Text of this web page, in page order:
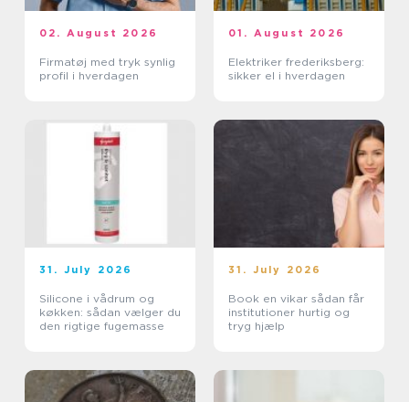
02. August 2026
Firmatøj med tryk synlig
profil i hverdagen
01. August 2026
Elektriker frederiksberg:
sikker el i hverdagen
31. July 2026
Silicone i vådrum og
køkken: sådan vælger du
den rigtige fugemasse
31. July 2026
Book en vikar sådan får
institutioner hurtig og
tryg hjælp